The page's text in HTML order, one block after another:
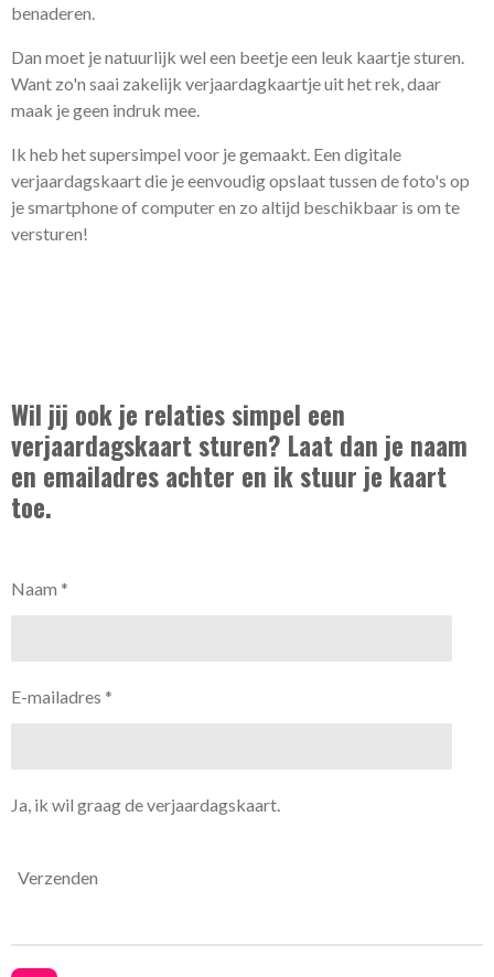
benaderen.
Dan moet je natuurlijk wel een beetje een leuk kaartje sturen.
Want zo'n saai zakelijk verjaardagkaartje uit het rek, daar
maak je geen indruk mee.
Ik heb het supersimpel voor je gemaakt. Een digitale
verjaardagskaart die je eenvoudig opslaat tussen de foto's op
je smartphone of computer en zo altijd beschikbaar is om te
versturen!
Wil jij ook je relaties simpel een
verjaardagskaart sturen? Laat dan je naam
en emailadres achter en ik stuur je kaart
toe.
Naam *
E-mailadres *
Ja, ik wil graag de verjaardagskaart.
Verzenden